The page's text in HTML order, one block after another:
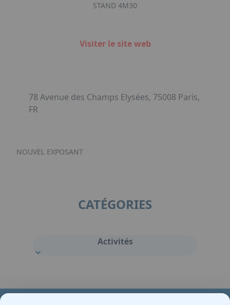
STAND 4M30
Visiter le site web
78 Avenue des Champs Elysées, 75008 Paris,
FR
NOUVEL EXPOSANT
CATÉGORIES
Activités